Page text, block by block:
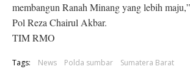
membangun Ranah Minang yang lebih
Pol Reza Chairul Akbar.
TIM RMO
Tags: News Polda sumbar Sumatera Barat